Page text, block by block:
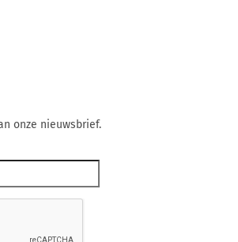
onze nieuwsbrief.